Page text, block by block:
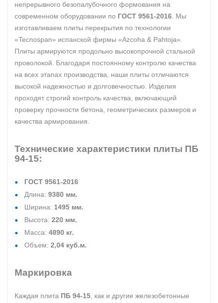
непрерывного безопалубочного формования на
современном оборудовании по ГОСТ 9561-2016 . Мы
изготавливаем плиты перекрытия по технологии
«Tecnospan» испанской фирмы «Azcoha & Pahtoja».
Плиты армируются продольно высокопрочной стальной
проволокой. Благодаря постоянному контролю качества
на всех этапах производства, наши плиты отличаются
высокой надежностью и долговечностью. Изделия
проходят строгий контроль качества, включающий
проверку прочности бетона, геометрических размеров и
качества армирования.
Технические характеристики плиты ПБ
94-15:
ГОСТ 9561-2016
Длина: 9380 мм.
Ширина: 1495 мм.
Высота: 220 мм.
Масса: 4890 кг.
Объем: 2,04 куб.м.
Маркировка
Каждая плита ПБ 94-15 , как и другие железобетонные